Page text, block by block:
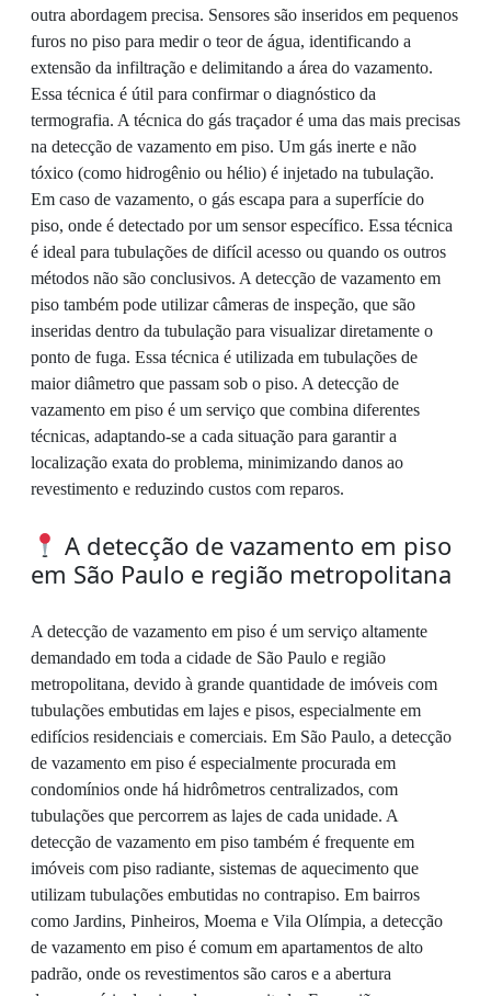
outra abordagem precisa. Sensores são inseridos em pequenos
furos no piso para medir o teor de água, identificando a
extensão da infiltração e delimitando a área do vazamento.
Essa técnica é útil para confirmar o diagnóstico da
termografia. A técnica do gás traçador é uma das mais precisas
na detecção de vazamento em piso. Um gás inerte e não
tóxico (como hidrogênio ou hélio) é injetado na tubulação.
Em caso de vazamento, o gás escapa para a superfície do
piso, onde é detectado por um sensor específico. Essa técnica
é ideal para tubulações de difícil acesso ou quando os outros
métodos não são conclusivos. A detecção de vazamento em
piso também pode utilizar câmeras de inspeção, que são
inseridas dentro da tubulação para visualizar diretamente o
ponto de fuga. Essa técnica é utilizada em tubulações de
maior diâmetro que passam sob o piso. A detecção de
vazamento em piso é um serviço que combina diferentes
técnicas, adaptando-se a cada situação para garantir a
localização exata do problema, minimizando danos ao
revestimento e reduzindo custos com reparos.
A detecção de vazamento em piso
em São Paulo e região metropolitana
A detecção de vazamento em piso é um serviço altamente
demandado em toda a cidade de São Paulo e região
metropolitana, devido à grande quantidade de imóveis com
tubulações embutidas em lajes e pisos, especialmente em
edifícios residenciais e comerciais. Em São Paulo, a detecção
de vazamento em piso é especialmente procurada em
condomínios onde há hidrômetros centralizados, com
tubulações que percorrem as lajes de cada unidade. A
detecção de vazamento em piso também é frequente em
imóveis com piso radiante, sistemas de aquecimento que
utilizam tubulações embutidas no contrapiso. Em bairros
como Jardins, Pinheiros, Moema e Vila Olímpia, a detecção
de vazamento em piso é comum em apartamentos de alto
padrão, onde os revestimentos são caros e a abertura